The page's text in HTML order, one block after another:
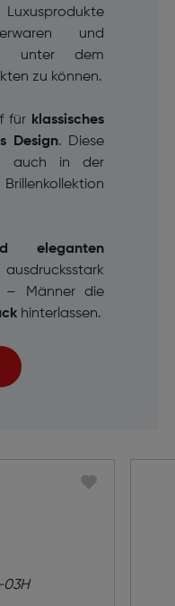
und
unter dem
zu können.
für klassisches
Design. Diese
auch in der
– Männer
die
hinterlassen.